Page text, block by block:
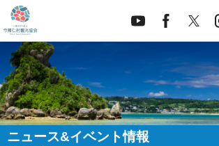
ニュース&イベント情報